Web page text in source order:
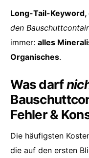
Long-Tail-Keyword,
den
immer:alles
Organisches.
Was darf
Fehler &
Die häufigsten
die auf den ersten